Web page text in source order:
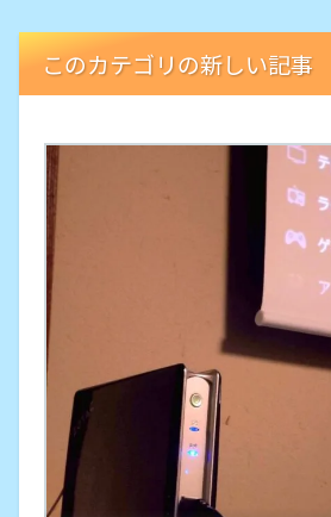
このカテゴリの新しい記事